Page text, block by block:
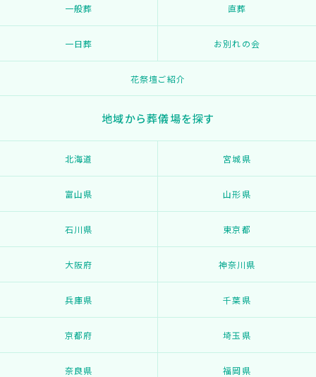
一般葬 直葬
一日葬 お別れの会
花祭壇ご紹介
地域から葬儀場を探す
北海道 宮城県
富山県 山形県
石川県 東京都
大阪府 神奈川県
兵庫県 千葉県
京都府 埼玉県
奈良県 福岡県